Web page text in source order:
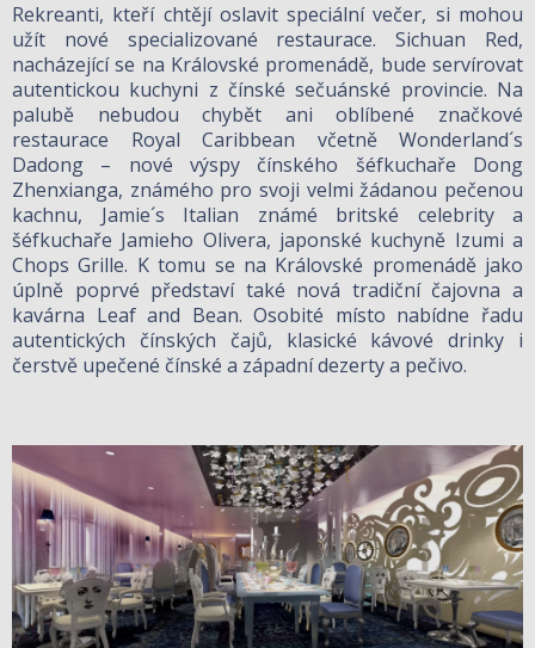
Rekreanti, kteří chtějí oslavit speciální večer, si mohou
užít nové specializované restaurace. Sichuan Red,
nacházející se na Královské promenádě, bude servírovat
autentickou kuchyni z čínské sečuánské provincie. Na
palubě nebudou chybět ani oblíbené značkové
restaurace Royal Caribbean včetně Wonderland´s
Dadong – nové výspy čínského šéfkuchaře Dong
Zhenxianga, známého pro svoji velmi žádanou pečenou
kachnu, Jamie´s Italian známé britské celebrity a
šéfkuchaře Jamieho Olivera, japonské kuchyně Izumi a
Chops Grille. K tomu se na Královské promenádě jako
úplně poprvé představí také nová tradiční čajovna a
kavárna Leaf and Bean. Osobité místo nabídne řadu
autentických čínských čajů, klasické kávové drinky i
čerstvě upečené čínské a západní dezerty a pečivo.